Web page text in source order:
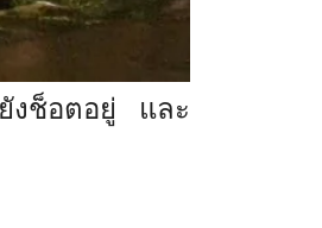
ยังช็อตอยู่ และ